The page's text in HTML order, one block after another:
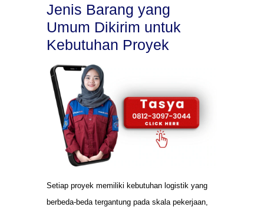
Jenis Barang yang
Umum Dikirim untuk
Kebutuhan Proyek
Setiap proyek memiliki kebutuhan logistik yang
berbeda-beda tergantung pada skala pekerjaan,